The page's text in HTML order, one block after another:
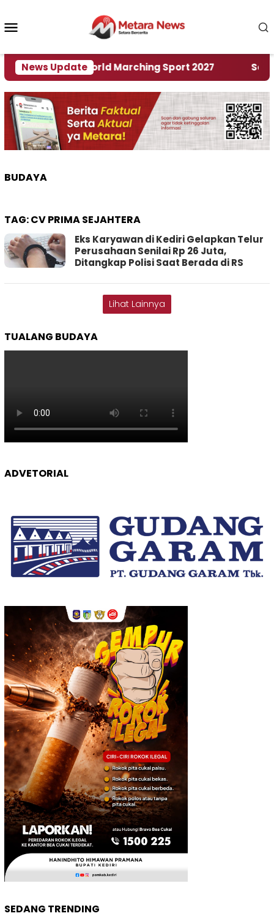
konten
News Update
Rumah World Marching Sport 2027 ‎Soal
BUDAYA
TAG:CV PRIMA SEJAHTERA
Eks Karyawan di Kediri Gelapkan Telur
Perusahaan Senilai Rp 26 Juta,
Ditangkap Polisi Saat Berada di RS
Lihat Lainnya
TUALANG BUDAYA
ADVETORIAL
SEDANG TRENDING